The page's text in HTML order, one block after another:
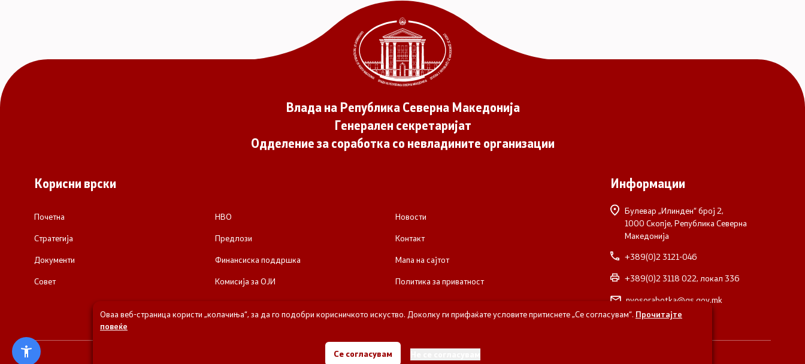
Влада на Република Северна Македонија
Генерален секретаријат
Одделение за соработка со невладините организации
Корисни врски
Почетна
Стратегија
Документи
Совет
НВО
Предлози
Финансиска поддршка
Комисија за ОЈИ
Новости
Контакт
Мапа на сајтот
Политика за приватност
Информации
Булевар „Илинден“ број 2,
1000 Скопје, Република Северна
Македонија
+389(0)2 3121-046
+389(0)2 3118 022, локал 336
nvosorabotka@gs.gov.mk
© 2026 Одделение за соработка со невладините организации - Влада на Република Северна Македонија
Оваа веб-страница користи „колачиња“, за да го подобри корисничкото искуство. Доколку ги прифаќате условите притиснете „Се согласувам“. Прочитајте
повеќе
Се согласувам